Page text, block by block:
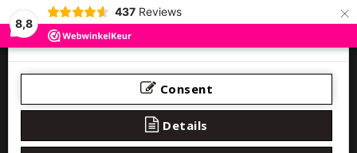
8,8
437 Reviews ×
Consent
Details